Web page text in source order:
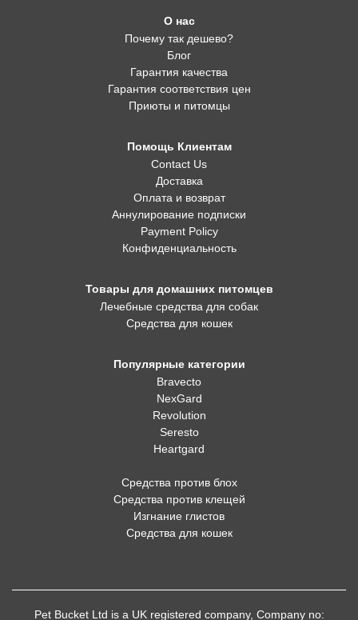
О нас
Почему так дешево?
Блог
Гарантия качества
Гарантия соответствия цен
Приюты и питомцы
Помощь Клиентам
Contact Us
Доставка
Оплата и возврат
Аннулирование подписки
Payment Policy
Конфиденциальность
Товары для домашних питомцев
Лечебные средства для собак
Средства для кошек
Популярные категории
Bravecto
NexGard
Revolution
Seresto
Heartgard
Средства против блох
Средства против клещей
Изгнание глистов
Средства для кошек
Pet Bucket Ltd is a UK registered company, Company no: